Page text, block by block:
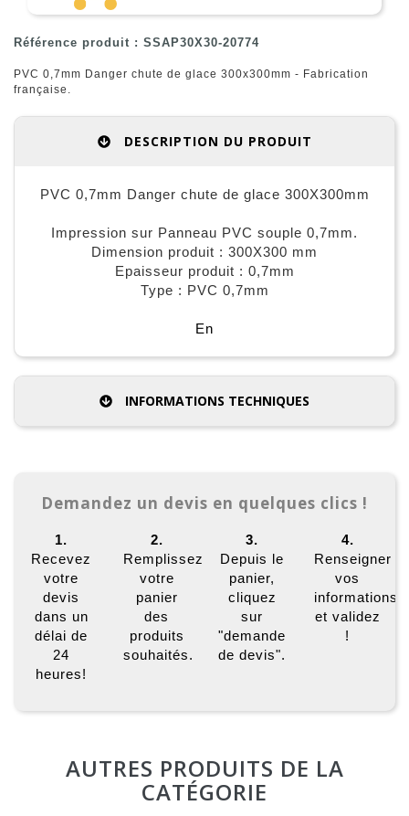
Référence produit : SSAP30X30-20774
PVC 0,7mm Danger chute de glace 300x300mm - Fabrication
française.
DESCRIPTION DU PRODUIT
PVC 0,7mm Danger chute de glace 300X300mm
Impression sur Panneau PVC souple 0,7mm.
Dimension produit : 300X300 mm
Epaisseur produit : 0,7mm
Type : PVC 0,7mm
En
INFORMATIONS TECHNIQUES
Demandez un devis en quelques clics !
1.
Recevez
votre
devis
dans un
délai de
24
heures!
2.
Remplissez
votre
panier
des
produits
souhaités.
3.
Depuis le
panier,
cliquez
sur
"demande
de devis".
4.
Renseigner
vos
informations
et validez
!
AUTRES PRODUITS DE LA
CATÉGORIE